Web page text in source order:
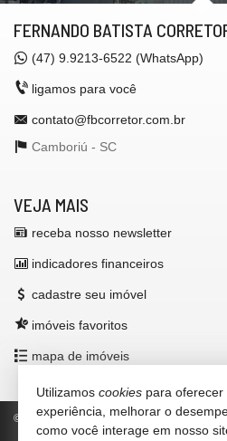
FERNANDO BATISTA
(47) 9.9213-6522 (WhatsApp)
ligamos para você
contato@fbcorretor.com.br
Camboriú - SC
VEJA MAIS
receba nosso newsletter
indicadores financeiros
cadastre seu imóvel
imóveis favoritos
mapa de imóveis
© 2026 CRECI/SC 42.972-F Política
Utilizamos cookies para oferecer
experiência, melhorar o
como você interage em nosso